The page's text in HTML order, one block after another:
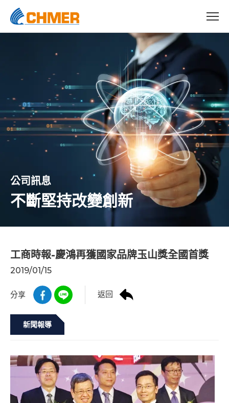
公司訊息
不斷堅持改變創新
工商時報-慶鴻再獲國家品牌玉山獎全國首獎
2019/01/15
分享 返回
新聞報導